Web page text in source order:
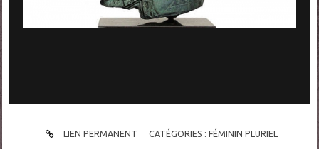
LIEN PERMANENT CATÉGORIES : FÉMININ PLURIEL